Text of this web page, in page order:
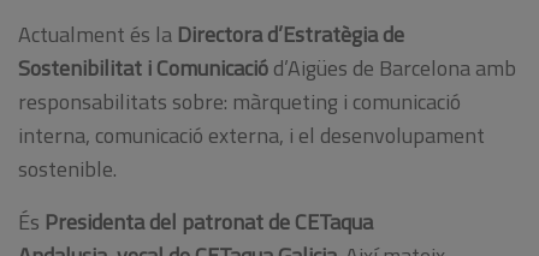
Actualment és la Directora d’Estratègia de
Sostenibilitat i Comunicaciód’Aigües de Barcelona amb
responsabilitats sobre: màrqueting i comunicació
interna, comunicació externa, i el desenvolupament
sostenible.
És Presidenta del patronat de CETaqua